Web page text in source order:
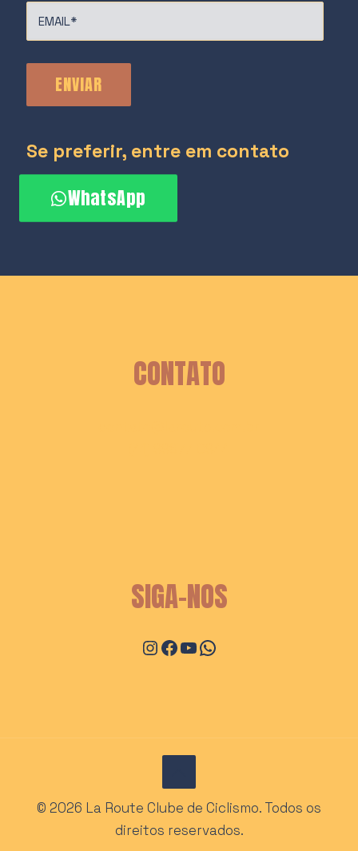
Se preferir, entre em contato
WhatsApp
CONTATO
SIGA-NOS
Instagram
Facebook
Youtube
WhatsApp
© 2026 La Route Clube de Ciclismo. Todos os
direitos reservados.